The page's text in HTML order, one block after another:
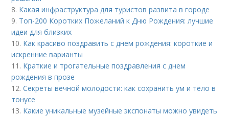
8. Какая инфраструктура для туристов развита в городе
9. Топ-200 Коротких Пожеланий к Дню Рождения: лучшие
идеи для близких
10. Как красиво поздравить с днем рождения: короткие и
искренние варианты
11. Краткие и трогательные поздравления с днем
рождения в прозе
12.Секреты вечной молодости: как сохранить ум и тело в
тонусе
13. Какие уникальные музейные экспонаты можно увидеть